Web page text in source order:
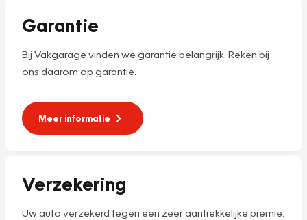
Garantie
Bij Vakgarage vinden we garantie belangrijk. Reken bij
ons daarom op garantie.
Meer informatie
Verzekering
Uw auto verzekerd tegen een zeer aantrekkelijke premie.